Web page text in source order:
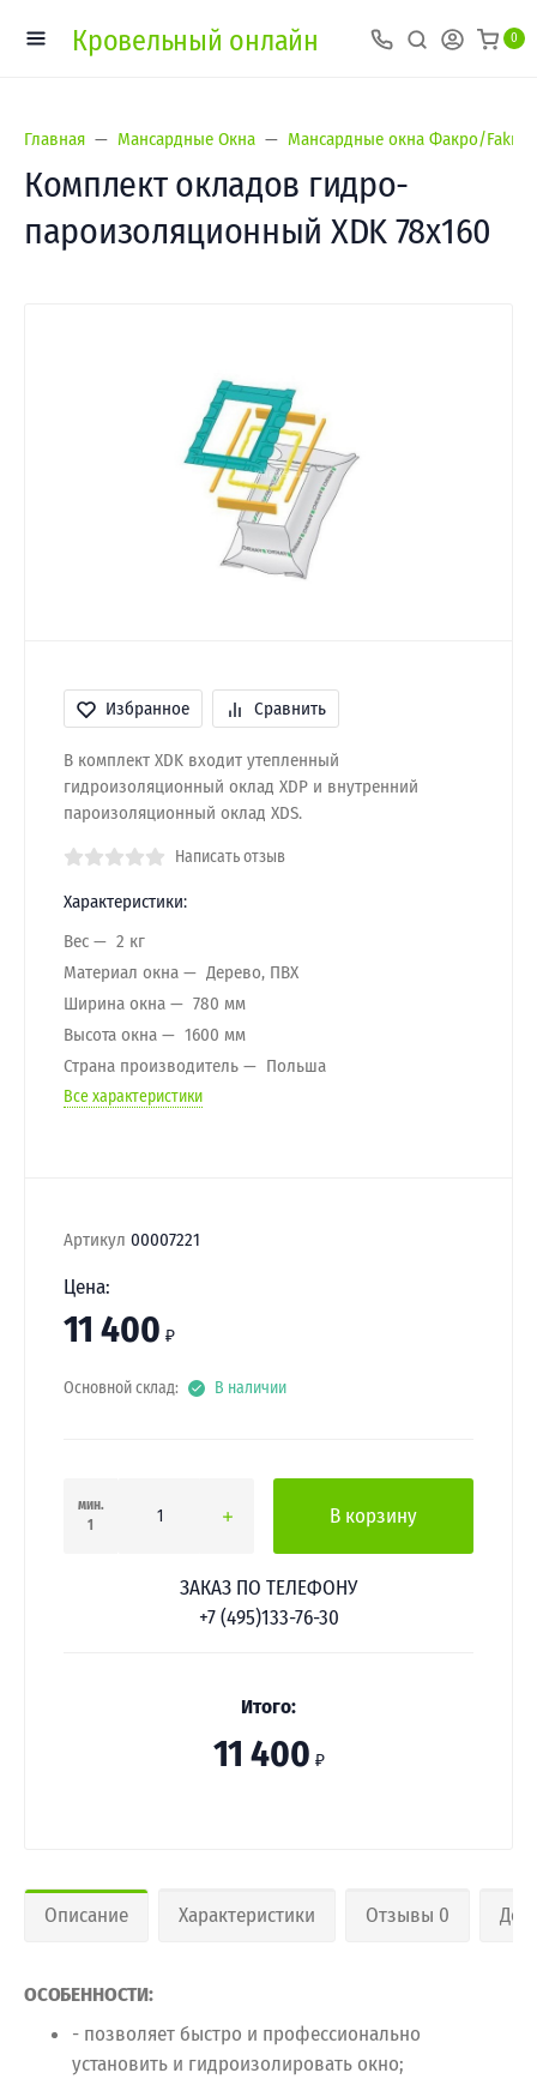
Кровельный онлайн 0
Главная Мансардные Окна Мансардные окна Факро/Fakro
Комплект окладов гидро-
пароизоляционный XDK 78х160
Избранное Сравнить
В комплект XDK входит утепленный
гидроизоляционный оклад XDP и внутренний
пароизоляционный оклад XDS.
Написать отзыв
Характеристики:
Вес
2 кг
Материал окна
Дерево, ПВХ
Ширина окна
780 мм
Высота окна
1600 мм
Страна производитель
Польша
Все характеристики
Артикул 00007221
Цена:
11 400 ₽
Основной склад: В наличии
мин.
1
В корзину
ЗАКАЗ ПО ТЕЛЕФОНУ
+7 (495)133-76-30
Итого:
11 400 ₽
Описание Характеристики Отзывы 0
ОСОБЕННОСТИ:
- позволяет быстро и профессионально
установить и гидроизолировать окно;